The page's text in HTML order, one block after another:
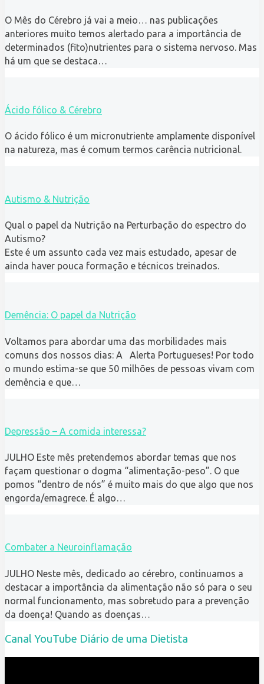
O Mês do Cérebro já vai a meio… nas publicações
anteriores muito temos alertado para a importância de
determinados (fito)nutrientes para o sistema nervoso. Mas
há um que se destaca…
Ácido fólico & Cérebro
O ácido fólico é um micronutriente amplamente disponível
na natureza, mas é comum termos carência nutricional.
Autismo & Nutrição
Qual o papel da Nutrição na Perturbação do espectro do
Autismo?
Este é um assunto cada vez mais estudado, apesar de
ainda haver pouca formação e técnicos treinados.
Demência: O papel da Nutrição
Voltamos para abordar uma das morbilidades mais
comuns dos nossos dias: A Alerta Portugueses! Por todo
o mundo estima-se que 50 milhões de pessoas vivam com
demência e que…
Depressão – A comida interessa?
JULHO Este mês pretendemos abordar temas que nos
façam questionar o dogma “alimentação-peso”. O que
pomos “dentro de nós” é muito mais do que algo que nos
engorda/emagrece. É algo…
Combater a Neuroinflamação
JULHO Neste mês, dedicado ao cérebro, continuamos a
destacar a importância da alimentação não só para o seu
normal funcionamento, mas sobretudo para a prevenção
da doença! Quando as doenças…
Canal YouTube Diário de uma Dietista